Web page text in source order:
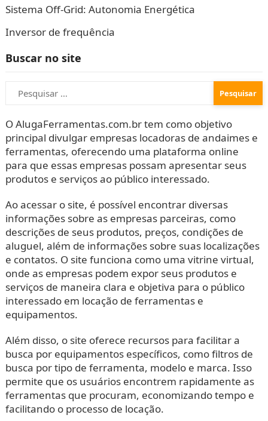
Sistema Off-Grid: Autonomia Energética
Inversor de frequência
Buscar no site
Pesquisar
por:
O AlugaFerramentas.com.br tem como objetivo
principal divulgar empresas locadoras de andaimes e
ferramentas, oferecendo uma plataforma online
para que essas empresas possam apresentar seus
produtos e serviços ao público interessado.
Ao acessar o site, é possível encontrar diversas
informações sobre as empresas parceiras, como
descrições de seus produtos, preços, condições de
aluguel, além de informações sobre suas localizações
e contatos. O site funciona como uma vitrine virtual,
onde as empresas podem expor seus produtos e
serviços de maneira clara e objetiva para o público
interessado em locação de ferramentas e
equipamentos.
Além disso, o site oferece recursos para facilitar a
busca por equipamentos específicos, como filtros de
busca por tipo de ferramenta, modelo e marca. Isso
permite que os usuários encontrem rapidamente as
ferramentas que procuram, economizando tempo e
facilitando o processo de locação.